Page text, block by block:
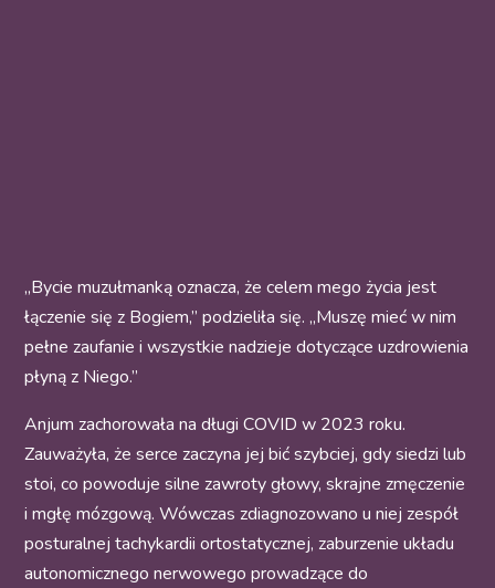
„Bycie muzułmanką oznacza, że celem mego życia jest
łączenie się z Bogiem,” podzieliła się. „Muszę mieć w nim
pełne zaufanie i wszystkie nadzieje dotyczące uzdrowienia
płyną z Niego.”
Anjum zachorowała na długi COVID w 2023 roku.
Zauważyła, że serce zaczyna jej bić szybciej, gdy siedzi lub
stoi, co powoduje silne zawroty głowy, skrajne zmęczenie
i mgłę mózgową. Wówczas zdiagnozowano u niej zespół
posturalnej tachykardii ortostatycznej, zaburzenie układu
autonomicznego nerwowego prowadzące do